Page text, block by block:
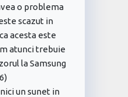
o problema
scazut in
acesta este
atunci trebuie
la Samsung
un sunet in